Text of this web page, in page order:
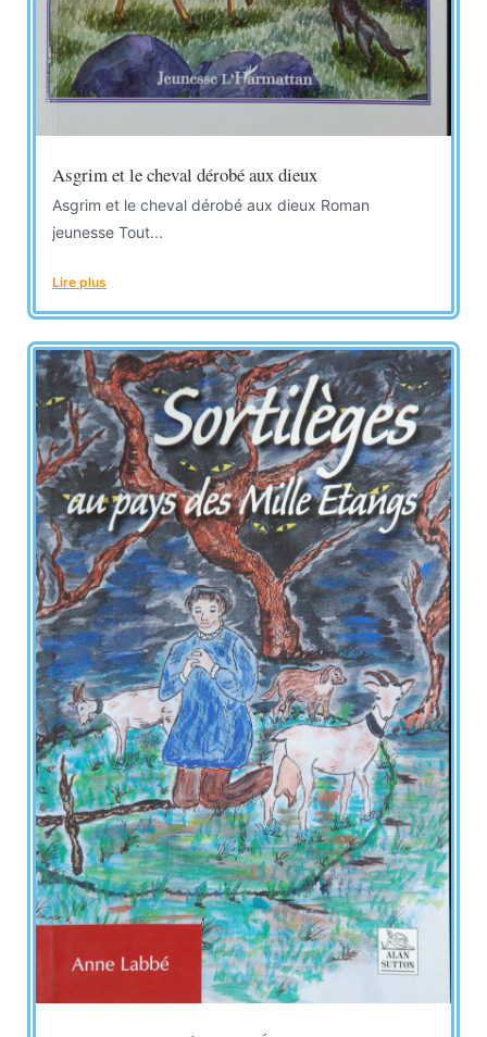
Asgrim et le cheval dérobé aux dieux
Asgrim et le cheval dérobé aux dieux Roman
jeunesse Tout...
Lire plus